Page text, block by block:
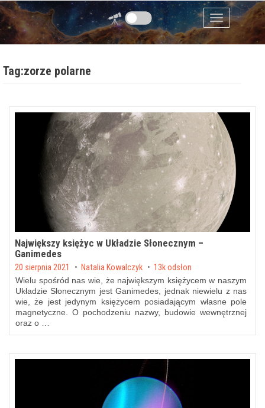
Przejdź do zawartości
Menu
Tag:zorze polarne
Największy księżyc w Układzie Słonecznym –
Ganimedes
Posted on
20 sierpnia 2021 byNatalia Kowalczyk 13k odsłon
Wielu spośród nas wie, że największym księżycem w naszym
Układzie Słonecznym jest Ganimedes, jednak niewielu z nas
wie, że jest jedynym księżycem posiadającym własne pole
magnetyczne. O pochodzeniu nazwy, budowie wewnętrznej
oraz o …